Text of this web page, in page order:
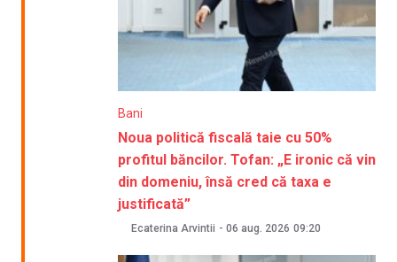
Bani
Noua politică fiscală taie cu 50%
profitul băncilor. Tofan: „E ironic că vin
din domeniu, însă cred că taxa e
justificată”
Ecaterina Arvintii - 06 aug. 2026 09:20